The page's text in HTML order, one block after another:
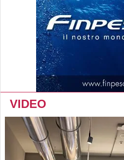
VIDEO